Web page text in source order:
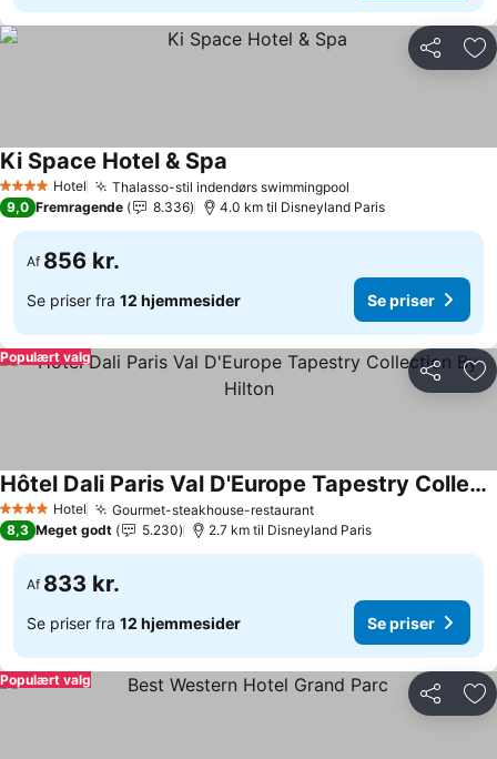
Del
4 StjernerHotel Thalasso-stil indendørs swimmingpool
Ki Space Hotel & Spa
9,0 Fremragende 8.336 4.0 km til Disneyland Paris
Af 856 kr.
Se priser fra 12 hjemmesider Se priser
Del
Populært valg
4 StjernerHotel Gourmet-steakhouse-restaurant
Hôtel Dali Paris Val D'Europe Tapestry Collection By Hilton
8,3 Meget godt 5.230 2.7 km til Disneyland Paris
Af 833 kr.
Se priser fra 12 hjemmesider Se priser
Del
Populært valg